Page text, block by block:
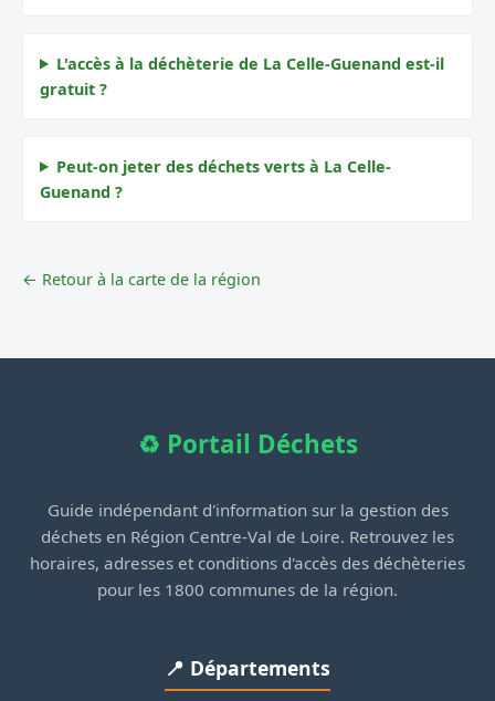
L'accès à la déchèterie de La Celle-Guenand est-il
gratuit ?
Peut-on jeter des déchets verts à La Celle-
Guenand ?
← Retour à la carte de la région
♻️ Portail Déchets
Guide indépendant d'information sur la gestion des
déchets en Région Centre-Val de Loire. Retrouvez les
horaires, adresses et conditions d'accès des déchèteries
pour les 1800 communes de la région.
📍 Départements